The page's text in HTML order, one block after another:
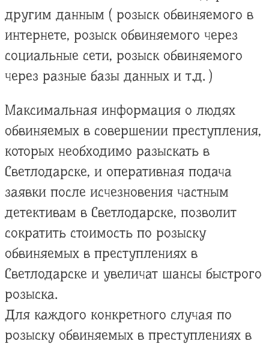
другим данным ( розыск обвиняемого в
интернете, розыск обвиняемого через
социальные сети, розыск обвиняемого
через разные базы данных и т.д. )
Максимальная информация о людях
обвиняемых в совершении преступления,
которых необходимо разыскать в
Светлодарске, и оперативная подача
заявки после исчезновения частным
детективам в Светлодарске, позволит
сократить стоимость по розыску
обвиняемых в преступлениях в
Светлодарске и увеличат шансы быстрого
розыска.
Для каждого конкретного случая по
розыску обвиняемых в преступлениях в